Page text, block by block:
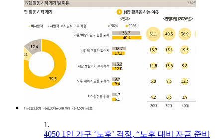
1.
4050 1인 가구 ‘노후’ 걱정, “노후 대비 자금 준비